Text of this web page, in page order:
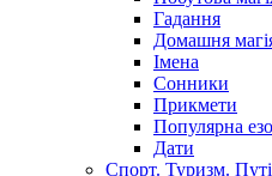
Гадання
Домашня
Імена
Сонники
Прикмети
Популярна
Дати
Спорт. Туризм.